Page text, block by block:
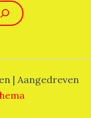
| Aangedreven